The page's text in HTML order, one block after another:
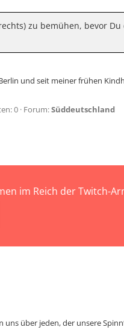
zu bemühen, bevor
und seit meiner frühen
0 Forum:Süddeutschland
im Reich der Twitch-
uns über jeden, der unsere